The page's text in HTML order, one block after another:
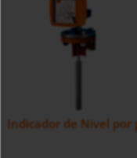
Indicador de Nivel por